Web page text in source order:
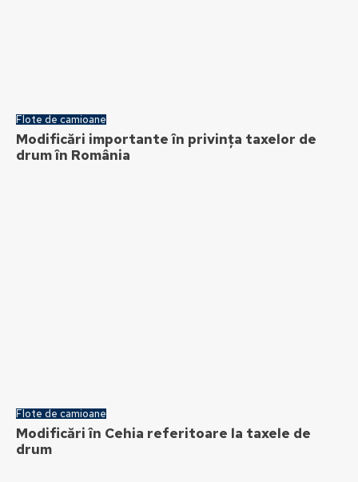
Flote de camioane
Modificări importante în privința taxelor de
drum în România
Flote de camioane
Modificări în Cehia referitoare la taxele de
drum